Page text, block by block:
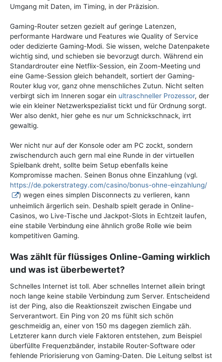
Umgang mit Daten, im Timing, in der Präzision.
Gaming-Router setzen gezielt auf geringe Latenzen,
performante Hardware und Features wie Quality of Service
oder dedizierte Gaming-Modi. Sie wissen, welche Datenpakete
wichtig sind, und schieben sie bevorzugt durch. Während ein
Standardrouter eine Netflix-Session, ein Zoom-Meeting und
eine Game-Session gleich behandelt, sortiert der Gaming-
Router klug vor, ganz ohne menschliches Zutun. Nicht selten
verbirgt sich im Inneren sogar ein ultraschneller Prozessor, der
wie ein kleiner Netzwerkspezialist tickt und für Ordnung sorgt.
Wer also denkt, hier gehe es nur um Schnickschnack, irrt
gewaltig.
Wer nicht nur auf der Konsole oder am PC zockt, sondern
zwischendurch auch gern mal eine Runde in der virtuellen
Spielbank dreht, sollte beim Setup ebenfalls keine
Kompromisse machen. Seinen Bonus ohne Einzahlung (vgl.
https://de.pokerstrategy.com/casino/bonus-ohne-einzahlung/
) wegen eines simplen Disconnects zu verlieren, kann
unheimlich ärgerlich sein. Deshalb spielt gerade in Online-
Casinos, wo Live-Tische und Jackpot-Slots in Echtzeit laufen,
eine stabile Verbindung eine ähnlich große Rolle wie beim
kompetitiven Gaming.
Was zählt für flüssiges Online-Gaming wirklich
und was ist überbewertet?
Schnelles Internet ist toll. Aber schnelles Internet allein bringt
noch lange keine stabile Verbindung zum Server. Entscheidend
ist der Ping, also die Reaktionszeit zwischen Eingabe und
Serverantwort. Ein Ping von 20 ms fühlt sich schön
geschmeidig an, einer von 150 ms dagegen ziemlich zäh.
Letzterer kann durch viele Faktoren entstehen, zum Beispiel
überfüllte Frequenzbänder, instabile Router-Software oder
fehlende Priorisierung von Gaming-Daten. Die Leitung selbst ist